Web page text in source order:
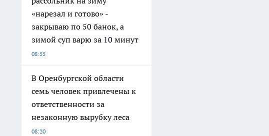
«нарезал и готово» -
закрываю по 50 банок, а
зимой суп варю за 10 минут
08:55
В Оренбургской области
семь человек привлечены к
ответственности за
незаконную вырубку леса
08:20